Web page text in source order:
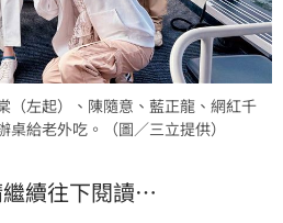
（左起）、陳隨意、藍正龍、網紅千
給老外吃。（圖／三立提供）
續往下閱讀…